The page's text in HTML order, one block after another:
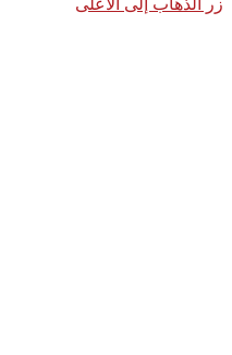
زر الذهاب إلى الأعلى